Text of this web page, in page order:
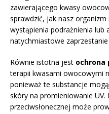
zawierającego kwasy
sprawdzić, jak nasz organizm
wystąpienia podrażnienia lub
natychmiastowe
Równie istotna jest ochrona
terapii kwasami owocowymi
ponieważ te substancje
skóry na promieniowanie
przeciwsłonecznej może